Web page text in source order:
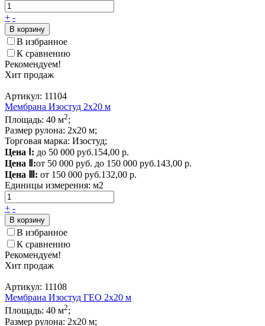
+ -
В корзину
В избранное
К сравнению
Рекомендуем!
Хит продаж
Артикул: 11104
Мембрана Изостуд 2х20 м
Площадь: 40 м2;
Размер рулона: 2х20 м;
Торговая марка: Изостуд;
Цена Ⅰ: до 50 000 руб.154,00 р.
Цена Ⅱ:от 50 000 руб. до 150 000 руб.143,00 р.
Цена Ⅲ: от 150 000 руб.132,00 р.
Единицы измерения: м2
+ -
В корзину
В избранное
К сравнению
Рекомендуем!
Хит продаж
Артикул: 11108
Мембрана Изостуд ГЕО 2х20 м
Площадь: 40 м2;
Размер рулона: 2х20 м;